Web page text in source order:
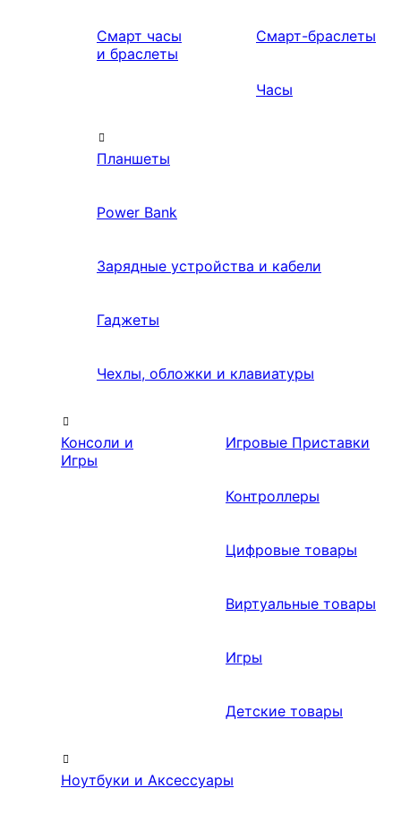
Смарт часы
и браслеты
Смарт-браслеты
Часы
Планшеты
Power Bank
Зарядные устройства и кабели
Гаджеты
Чехлы, обложки и клавиатуры
Консоли и
Игры
Игровые Приставки
Контроллеры
Цифровые товары
Виртуальные товары
Игры
Детские товары
Ноутбуки и Аксессуары